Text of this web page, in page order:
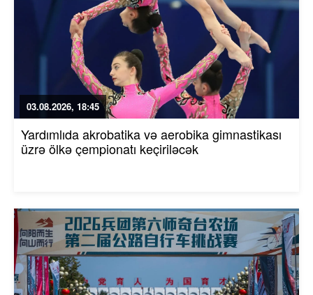
03.08.2026, 18:45
Yardımlıda akrobatika və aerobika gimnastikası
üzrə ölkə çempionatı keçiriləcək